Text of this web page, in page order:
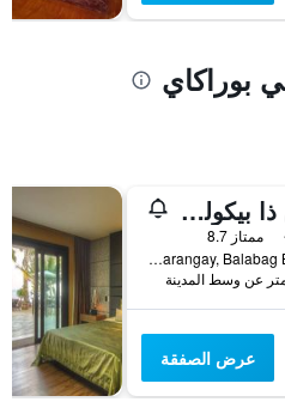
بوراكاي
فندق ذا بيكولو أوف بوراكاي
ممتاز 8.7
Station 2 Barangay, Balabag Boracay, بوراكاي, الفلبين
عرض الصفقة